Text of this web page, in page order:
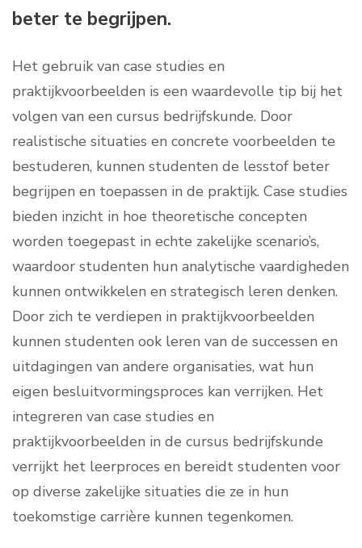
beter te begrijpen.
Het gebruik van case studies en
praktijkvoorbeelden is een waardevolle tip bij het
volgen van een cursus bedrijfskunde. Door
realistische situaties en concrete voorbeelden te
bestuderen, kunnen studenten de lesstof beter
begrijpen en toepassen in de praktijk. Case studies
bieden inzicht in hoe theoretische concepten
worden toegepast in echte zakelijke scenario’s,
waardoor studenten hun analytische vaardigheden
kunnen ontwikkelen en strategisch leren denken.
Door zich te verdiepen in praktijkvoorbeelden
kunnen studenten ook leren van de successen en
uitdagingen van andere organisaties, wat hun
eigen besluitvormingsproces kan verrijken. Het
integreren van case studies en
praktijkvoorbeelden in de cursus bedrijfskunde
verrijkt het leerproces en bereidt studenten voor
op diverse zakelijke situaties die ze in hun
toekomstige carrière kunnen tegenkomen.